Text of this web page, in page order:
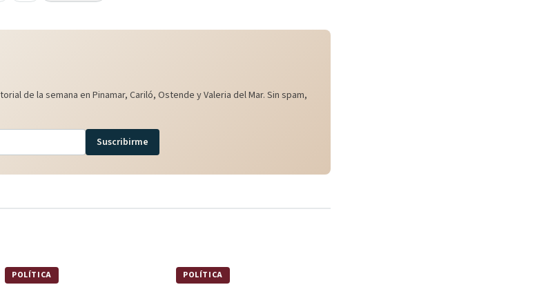
de la semana en Pinamar, Cariló, Ostende y Valeria del Mar. Sin spam,
Suscribirme
POLÍTICA POLÍTICA